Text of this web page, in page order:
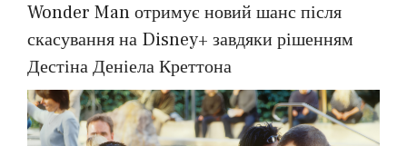
Wonder Man отримує новий шанс після
скасування на Disney+ завдяки рішенням
Дестіна Деніела Креттона